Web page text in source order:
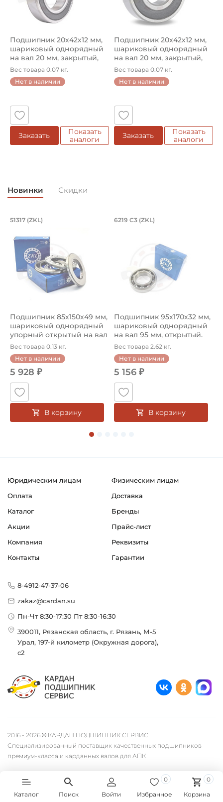
Подшипник 20х42х12 мм,
шариковый однорядный
на вал 20 мм, закрытый,
уве...
Вес товара 0.07 кг.
Нет в наличии
Заказать
Показать
аналоги
Подшипник 20х42х12 мм,
шариковый однорядный
на вал 20 мм, закрытый,
уве...
Вес товара 0.07 кг.
Нет в наличии
Заказать
Показать
аналоги
Новинки Скидки
Подшипник 85х150х49 мм,
51317 (ZKL)
Подшипник 85х150х49 мм,
шариковый однорядный
упорный открытый на вал
85...
Вес товара 0.13 кг.
Нет в наличии
5 928 ₽
В корзину
Подшипник
6219 C3 (ZKL)
Подшипник 95х170х32 мм,
шариковый однорядный
на вал 95 мм, открытый.
Ар...
Вес товара 2.62 кг.
Нет в наличии
5 156 ₽
В корзину
Юридическим лицам
Физическим лицам
Оплата
Доставка
Каталог
Бренды
Акции
Прайс-лист
Компания
Реквизиты
Контакты
Гарантии
8-4912-47-37-06
zakaz@cardan.su
Пн-Чт 8:30-17:30 Пт 8:30-16:30
390011, Рязанская область, г. Рязань, М-5
Урал, 197-й километр (Окружная дорога),
с2
2016 - 2026 © КАРДАН ПОДШИПНИК СЕРВИС.
Специализированный поставщик качественных подшипников
премиум-класса и карданных валов для АПК
Каталог Поиск Войти Избранное
0
Корзина
0